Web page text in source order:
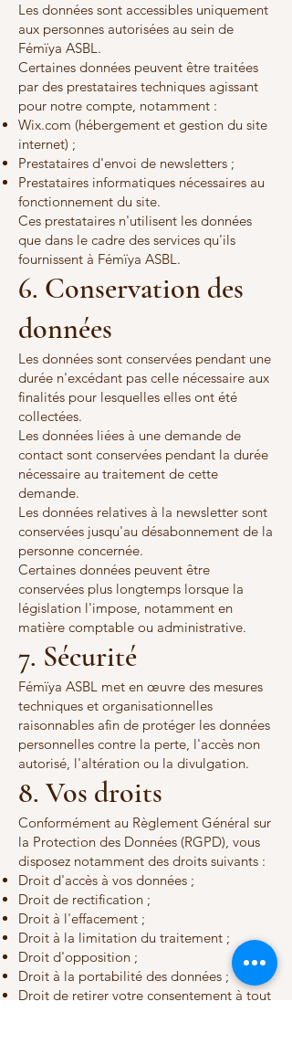
Les données sont accessibles uniquement
aux personnes autorisées au sein de
Fémïya ASBL.
Certaines données peuvent être traitées
par des prestataires techniques agissant
pour notre compte, notamment :
Wix.com (hébergement et gestion du site
internet) ;
Prestataires d'envoi de newsletters ;
Prestataires informatiques nécessaires au
fonctionnement du site.
Ces prestataires n'utilisent les données
que dans le cadre des services qu'ils
fournissent à Fémïya ASBL.
6. Conservation des
données
Les données sont conservées pendant une
durée n'excédant pas celle nécessaire aux
finalités pour lesquelles elles ont été
collectées.
Les données liées à une demande de
contact sont conservées pendant la durée
nécessaire au traitement de cette
demande.
Les données relatives à la newsletter sont
conservées jusqu'au désabonnement de la
personne concernée.
Certaines données peuvent être
conservées plus longtemps lorsque la
législation l'impose, notamment en
matière comptable ou administrative.
7. Sécurité
Fémïya ASBL met en œuvre des mesures
techniques et organisationnelles
raisonnables afin de protéger les données
personnelles contre la perte, l'accès non
autorisé, l'altération ou la divulgation.
8. Vos droits
Conformément au Règlement Général sur
la Protection des Données (RGPD), vous
disposez notamment des droits suivants :
Droit d'accès à vos données ;
Droit de rectification ;
Droit à l'effacement ;
Droit à la limitation du traitement ;
Droit d'opposition ;
Droit à la portabilité des données ;
Droit de retirer votre consentement à tout